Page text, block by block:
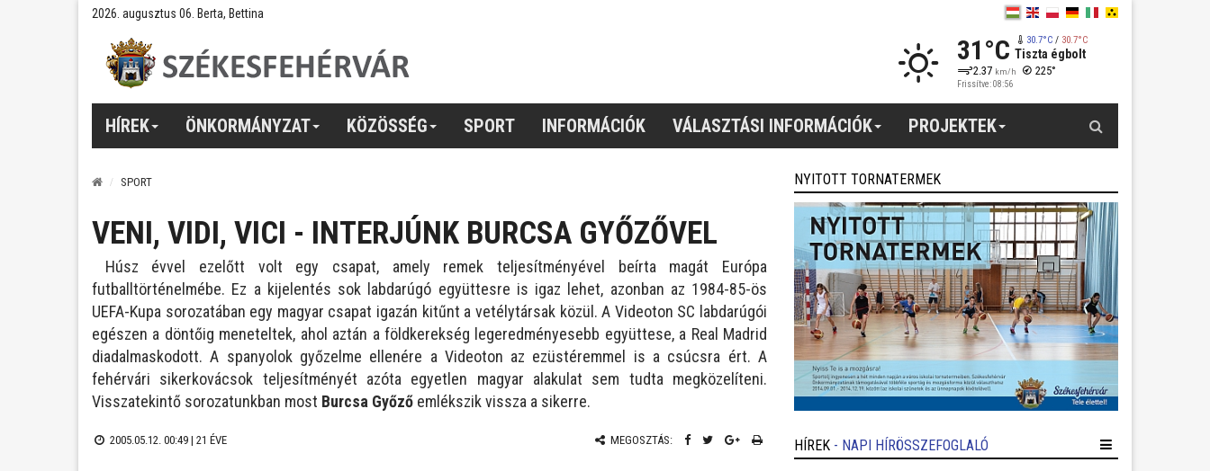
2026. augusztus 06. Berta, Bettina
31°C 30.7°C/ 30.7°C
Tiszta égbolt
2.37 km/h 225°
Frissítve: 08:56
HÍREK ÖNKORMÁNYZAT KÖZÖSSÉG SPORT INFORMÁCIÓK VÁLASZTÁSI INFORMÁCIÓK PROJEKTEK
SPORT
VENI, VIDI, VICI - INTERJÚNK BURCSA GYŐZŐVEL
Húsz évvel ezelőtt volt egy csapat, amely remek teljesítményével beírta magát Európa
futballtörténelmébe. Ez a kijelentés sok labdarúgó együttesre is igaz lehet, azonban az 1984-85-ös
UEFA-Kupa sorozatában egy magyar csapat igazán kitűnt a vetélytársak közül. A Videoton SC labdarúgói
egészen a döntőig meneteltek, ahol aztán a földkerekség legeredményesebb együttese, a Real Madrid
diadalmaskodott. A spanyolok győzelme ellenére a Videoton az ezüstéremmel is a csúcsra ért. A
fehérvári sikerkovácsok teljesítményét azóta egyetlen magyar alakulat sem tudta megközelíteni.
Visszatekintő sorozatunkban most Burcsa Győző emlékszik vissza a sikerre.
2005.05.12. 00:49 | 21 ÉVE MEGOSZTÁS:
NYITOTT TORNATERMEK
HÍREK - NAPI HÍRÖSSZEFOGLALÓ